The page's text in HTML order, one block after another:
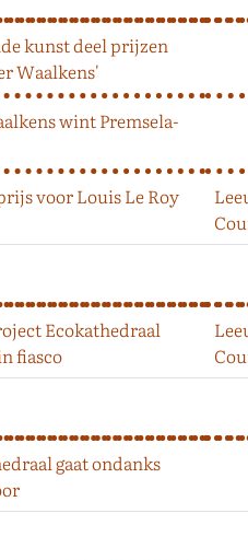
kunst deel prijzen
Waalkens'
wint Premsela-
voor Louis Le Roy
Ecokathedraal
fiasco
gaat ondanks